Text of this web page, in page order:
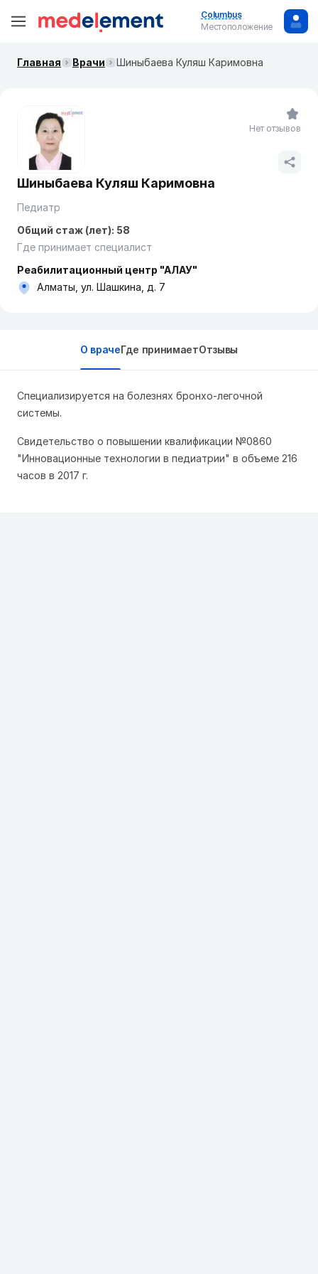
Columbus
Местоположение
Главная Врачи Шиныбаева Куляш Каримовна
Шиныбаева Куляш Каримовна
Педиатр
Общий стаж (лет): 58
Где принимает специалист
Реабилитационный центр "АЛАУ"
Алматы, ул. Шашкина, д. 7
Нет отзывов
О врачеГде принимаетОтзывы
Специализируется на болезнях бронхо-легочной
системы.
Свидетельство о повышении квалификации №0860
"Инновационные технологии в педиатрии" в объеме 216
часов в 2017 г.